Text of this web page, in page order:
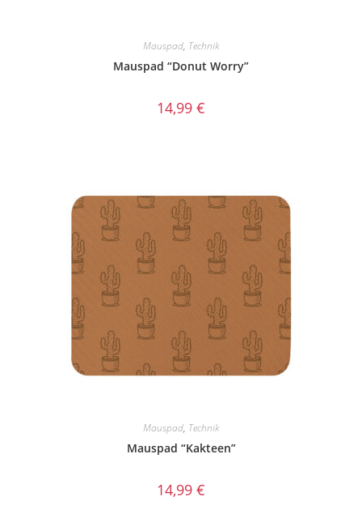
Mauspad, Technik
Mauspad “Donut Worry”
14,99 €
Mauspad, Technik
Mauspad “Kakteen”
14,99 €